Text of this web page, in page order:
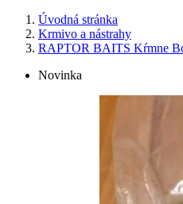
Úvodná stránka
Krmivo a nástrahy
RAPTOR BAITS Kŕmne
Novinka